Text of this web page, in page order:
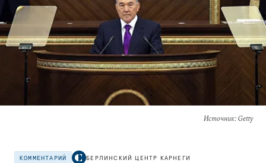
Источник: Getty
КОММЕНТАРИЙ БЕРЛИНСКИЙ ЦЕНТР КАРНЕГИ